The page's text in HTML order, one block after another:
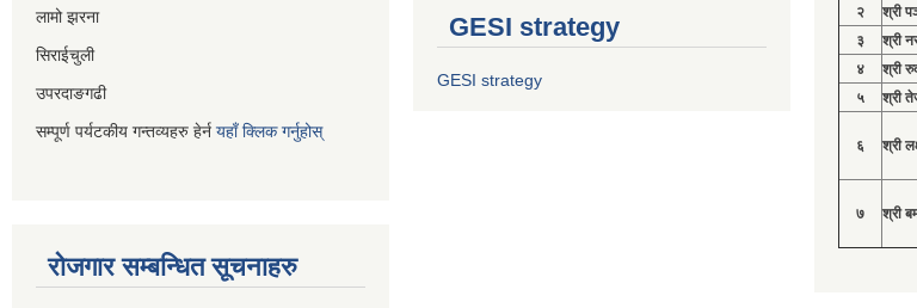
लामो झरना
सिराईचुली
उपरदाङगढी
सम्पूर्ण पर्यटकीय गन्तव्यहरु हेर्न यहाँ क्लिक गर्नुहोस्
रोजगार सम्बन्धित सूचनाहरु
GESI strategy
GESI strategy
२
श्री
३
श्री
४
श्री
५
श्री
६ श्री
७ श्री